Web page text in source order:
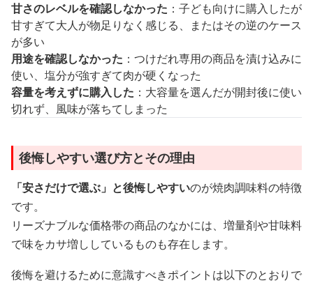
甘さのレベルを確認しなかった ：子ども向けに購入したが
甘すぎて大人が物足りなく感じる、またはその逆のケース
が多い
用途を確認しなかった ：つけだれ専用の商品を漬け込みに
使い、塩分が強すぎて肉が硬くなった
容量を考えずに購入した ：大容量を選んだが開封後に使い
切れず、風味が落ちてしまった
後悔しやすい選び方とその理由
「安さだけで選ぶ」と後悔しやすいのが焼肉調味料の特徴
です。
リーズナブルな価格帯の商品のなかには、増量剤や甘味料
で味をカサ増ししているものも存在します。
後悔を避けるために意識すべきポイントは以下のとおりで